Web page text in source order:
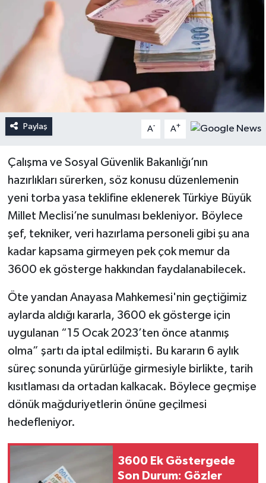
Paylaş A- A+
Çalışma ve Sosyal Güvenlik Bakanlığı’nın
hazırlıkları sürerken, söz konusu düzenlemenin
yeni torba yasa teklifine eklenerek Türkiye Büyük
Millet Meclisi’ne sunulması bekleniyor. Böylece
şef, tekniker, veri hazırlama personeli gibi şu ana
kadar kapsama girmeyen pek çok memur da
3600 ek gösterge hakkından faydalanabilecek.
Öte yandan Anayasa Mahkemesi'nin geçtiğimiz
aylarda aldığı kararla, 3600 ek gösterge için
uygulanan “15 Ocak 2023’ten önce atanmış
olma” şartı da iptal edilmişti. Bu kararın 6 aylık
süreç sonunda yürürlüğe girmesiyle birlikte, tarih
kısıtlaması da ortadan kalkacak. Böylece geçmişe
dönük mağduriyetlerin önüne geçilmesi
hedefleniyor.
3600 Ek Göstergede
Son Durum: Gözler